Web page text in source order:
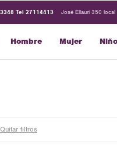
Hombre Mujer
Tel 27114413 José Ellauri 350
Quitar filtros